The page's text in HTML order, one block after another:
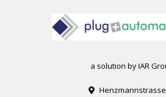
a solution by IAR